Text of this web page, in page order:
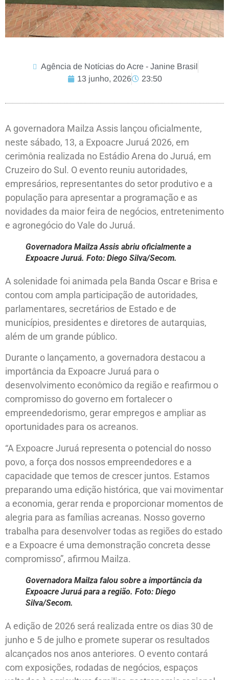
Agência de Notícias do Acre - Janine Brasil
13 junho, 2026
23:50
A governadora Mailza Assis lançou oficialmente,
neste sábado, 13, a Expoacre Juruá 2026, em
cerimônia realizada no Estádio Arena do Juruá, em
Cruzeiro do Sul. O evento reuniu autoridades,
empresários, representantes do setor produtivo e a
população para apresentar a programação e as
novidades da maior feira de negócios, entretenimento
e agronegócio do Vale do Juruá.
Governadora Mailza Assis abriu oficialmente a
Expoacre Juruá. Foto: Diego Silva/Secom.
A solenidade foi animada pela Banda Oscar e Brisa e
contou com ampla participação de autoridades,
parlamentares, secretários de Estado e de
municípios, presidentes e diretores de autarquias,
além de um grande público.
Durante o lançamento, a governadora destacou a
importância da Expoacre Juruá para o
desenvolvimento econômico da região e reafirmou o
compromisso do governo em fortalecer o
empreendedorismo, gerar empregos e ampliar as
oportunidades para os acreanos.
“A Expoacre Juruá representa o potencial do nosso
povo, a força dos nossos empreendedores e a
capacidade que temos de crescer juntos. Estamos
preparando uma edição histórica, que vai movimentar
a economia, gerar renda e proporcionar momentos de
alegria para as famílias acreanas. Nosso governo
trabalha para desenvolver todas as regiões do estado
e a Expoacre é uma demonstração concreta desse
compromisso”, afirmou Mailza.
Governadora Mailza falou sobre a importância da
Expoacre Juruá para a região. Foto: Diego
Silva/Secom.
A edição de 2026 será realizada entre os dias 30 de
junho e 5 de julho e promete superar os resultados
alcançados nos anos anteriores. O evento contará
com exposições, rodadas de negócios, espaços